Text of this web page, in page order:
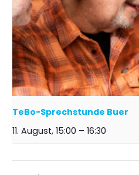
TeBo-Sprechstunde Buer
11. August, 15:00 – 16:30